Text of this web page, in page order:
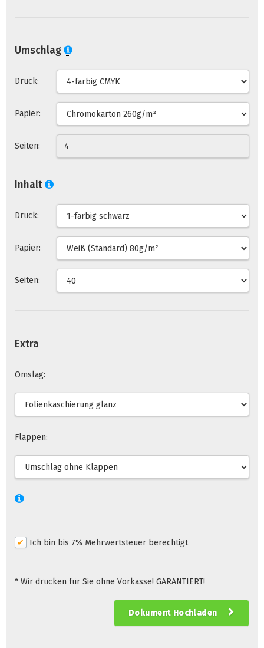
Umschlag
Druck:
Papier:
Seiten:
Inhalt
Druck:
Papier:
Seiten:
Extra
Omslag:
Flappen:
Ich bin bis 7% Mehrwertsteuer berechtigt
* Wir drucken für Sie ohne Vorkasse! GARANTIERT!
Dokument Hochladen